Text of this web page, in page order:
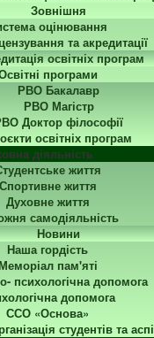
Зовнішня
оцінювання
та акредитації
освітніх програм
програми
РВО Бакалавр
РВО Магістр
Доктор філософії
освітніх програм
діяльність
життя
Спортивне життя
Духовне життя
самодіяльність
Новини
Наша гордість
Меморіал пам'яті
психологічна допомога
допомога
ССО «Основа»
студентів та